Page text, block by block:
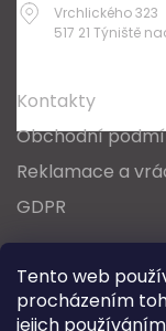
Tento web
procházením
jejich
Vrchlického 323
517 21 Týniště
Kontakty
Obchodní
Reklamace a
GDPR
Nordlux